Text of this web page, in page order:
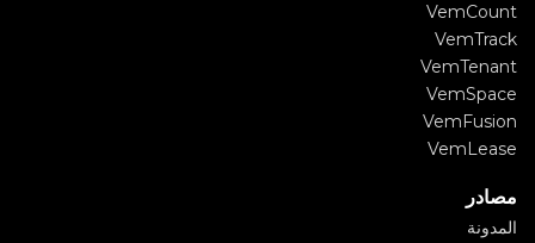
VemCount
VemTrack
VemTenant
VemSpace
VemFusion
VemLease
مصادر
المدونة